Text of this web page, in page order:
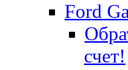
Ford
счет!